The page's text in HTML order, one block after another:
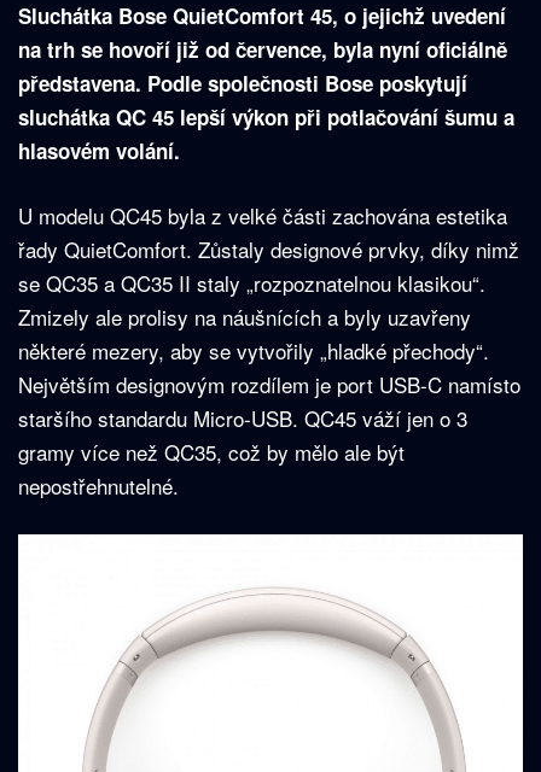
Sluchátka Bose QuietComfort 45, o jejichž uvedení
na trh se hovoří již od července, byla nyní oficiálně
představena. Podle společnosti Bose poskytují
sluchátka QC 45 lepší výkon při potlačování šumu a
hlasovém volání.
U modelu QC45 byla z velké části zachována estetika
řady QuietComfort. Zůstaly designové prvky, díky nimž
se QC35 a QC35 II staly „rozpoznatelnou klasikou“.
Zmizely ale prolisy na náušnících a byly uzavřeny
některé mezery, aby se vytvořily „hladké přechody“.
Největším designovým rozdílem je port USB-C namísto
staršího standardu Micro-USB. QC45 váží jen o 3
gramy více než QC35, což by mělo ale být
nepostřehnutelné.